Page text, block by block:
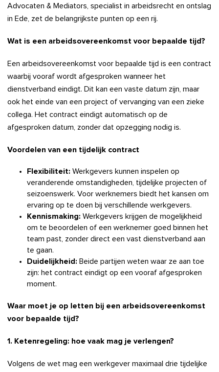
Advocaten & Mediators, specialist in arbeidsrecht en ontslag
in Ede, zet de belangrijkste punten op een rij.
Wat is een arbeidsovereenkomst voor bepaalde tijd?
Een arbeidsovereenkomst voor bepaalde tijd is een contract
waarbij vooraf wordt afgesproken wanneer het
dienstverband eindigt. Dit kan een vaste datum zijn, maar
ook het einde van een project of vervanging van een zieke
collega. Het contract eindigt automatisch op de
afgesproken datum, zonder dat opzegging nodig is.
Voordelen van een tijdelijk contract
Flexibiliteit: Werkgevers kunnen inspelen op
veranderende omstandigheden, tijdelijke projecten of
seizoenswerk. Voor werknemers biedt het kansen om
ervaring op te doen bij verschillende werkgevers.
Kennismaking: Werkgevers krijgen de mogelijkheid
om te beoordelen of een werknemer goed binnen het
team past, zonder direct een vast dienstverband aan
te gaan.
Duidelijkheid: Beide partijen weten waar ze aan toe
zijn: het contract eindigt op een vooraf afgesproken
moment.
Waar moet je op letten bij een arbeidsovereenkomst
voor bepaalde tijd?
1. Ketenregeling: hoe vaak mag je verlengen?
Volgens de wet mag een werkgever maximaal drie tijdelijke